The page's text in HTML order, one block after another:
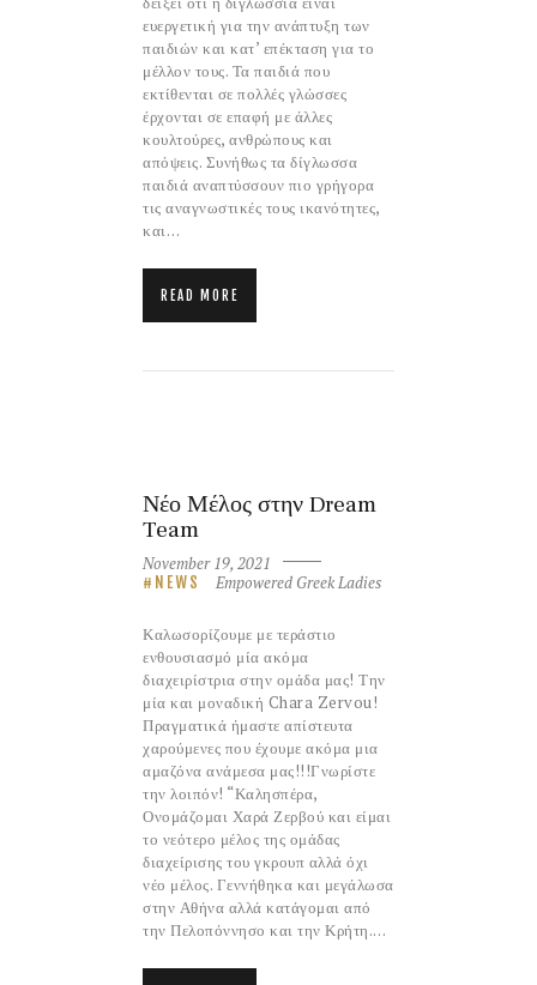
ευεργετική για την ανάπτυξη των
παιδιών και κατ’ επέκταση για το
μέλλον τους. Τα παιδιά που
εκτίθενται σε πολλές γλώσσες
έρχονται σε επαφή με άλλες
κουλτούρες, ανθρώπους και
απόψεις. Συνήθως τα δίγλωσσα
παιδιά αναπτύσσουν πιο γρήγορα
τις αναγνωστικές τους ικανότητες,
και…
READ MORE
Νέο Μέλος στην Dream
Team
November 19, 2021
NEWS Empowered Greek Ladies
Καλωσορίζουμε με τεράστιο
ενθουσιασμό μία ακόμα
διαχειρίστρια στην ομάδα μας! Την
μία και μοναδική Chara Zervou!
Πραγματικά ήμαστε απίστευτα
χαρούμενες που έχουμε ακόμα μια
αμαζόνα ανάμεσα μας!!!Γνωρίστε
την λοιπόν! “Καλησπέρα,
Ονομάζομαι Χαρά Ζερβού και είμαι
το νεότερο μέλος της ομάδας
διαχείρισης του γκρουπ αλλά όχι
νέο μέλος. Γεννήθηκα και μεγάλωσα
στην Αθήνα αλλά κατάγομαι από
την Πελοπόννησο και την Κρήτη.…